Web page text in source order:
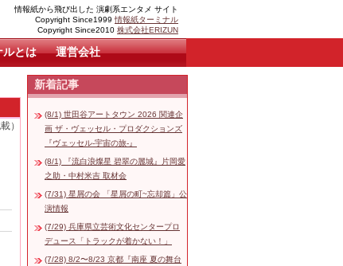
情報紙から飛び出した 演劇系エンタメ サイト
Copyright Since1999 情報紙ターミナル
Copyright Since2010 株式会社ERIZUN
ルとは 運営会社
）
新着記事
(8/1) 世田谷アートタウン 2026 関連企
画 ザ・ヴェッセル・プロダクションズ
『ヴェッセル-宇宙の旅-』
(8/1) 『流白浪燦星 碧翠の麗城』片岡愛
之助・中村米吉 取材会
(7/31) 星屑の会 「星屑の町~忘却篇」公
演情報
(7/29) 兵庫県立芸術文化センタープロ
デュース「トラックが着かない！」
(7/28) 8/2〜8/23 京都『南座 夏の舞台